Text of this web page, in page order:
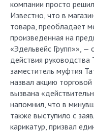
компании просто
Известно, что в
товара, преобладает
произведенная на
«Эдельвейс Групп»», —
действия
заместитель муфтия
назвал акцию
вызвана
напомнил, что в
также выступило с
карикатур, призвал